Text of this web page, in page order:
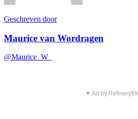
Geschreven door
Maurice van Wordragen
@Maurice_W_
▼ Ad by Refinery89